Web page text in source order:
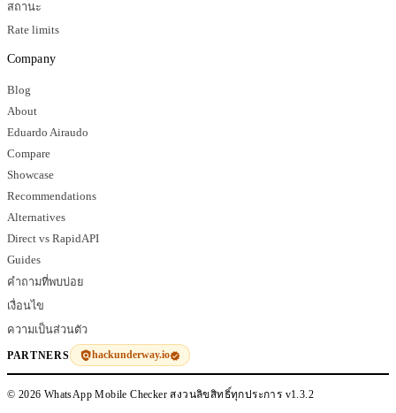
สถานะ
Rate limits
Company
Blog
About
Eduardo Airaudo
Compare
Showcase
Recommendations
Alternatives
Direct vs RapidAPI
Guides
คำถามที่พบบ่อย
เงื่อนไข
ความเป็นส่วนตัว
PARTNERS hackunderway.io
© 2026 WhatsApp Mobile Checker สงวนลิขสิทธิ์ทุกประการ v1.3.2